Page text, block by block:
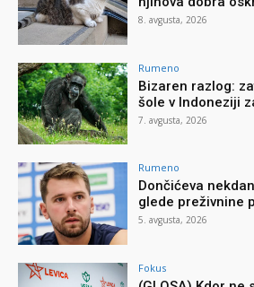
8. avgusta, 2026
Rumeno
Bizaren razlog:
šole v Indoneziji
7. avgusta, 2026
Rumeno
Dončićeva
glede preživnine
5. avgusta, 2026
Fokus